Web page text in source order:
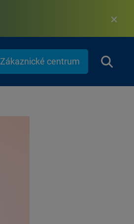
Zákaznické centrum